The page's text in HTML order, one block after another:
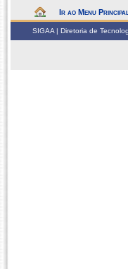
Ir ao Menu Principal
SIGAA | Diretoria de